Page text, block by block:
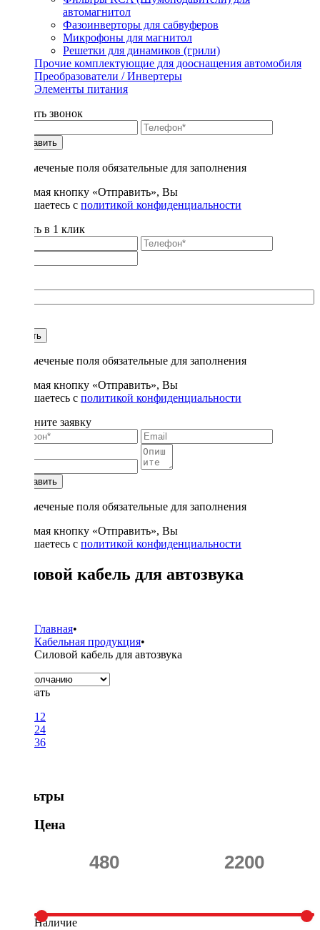
автомагнитол
Фазоинверторы для сабвуферов
Микрофоны для магнитол
Решетки для динамиков (грили)
Прочие комплектующие для дооснащения автомобиля
Преобразователи / Инвертеры
Элементы питания
Заказать звонок
Отправить
* - отмеченые поля обязательные для заполнения
Нажимая кнопку «Отправить», Вы
соглашаетесь с политикой конфиденциальности
Купить в 1 клик
Купить
* - отмеченые поля обязательные для заполнения
Нажимая кнопку «Отправить», Вы
соглашаетесь с политикой конфиденциальности
Заполните заявку
Отправить
* - отмеченые поля обязательные для заполнения
Нажимая кнопку «Отправить», Вы
соглашаетесь с политикой конфиденциальности
Силовой кабель для автозвука
Главная•
Кабельная продукция•
Силовой кабель для автозвука
Показать
12
24
36
Фильтры
Цена
Наличие